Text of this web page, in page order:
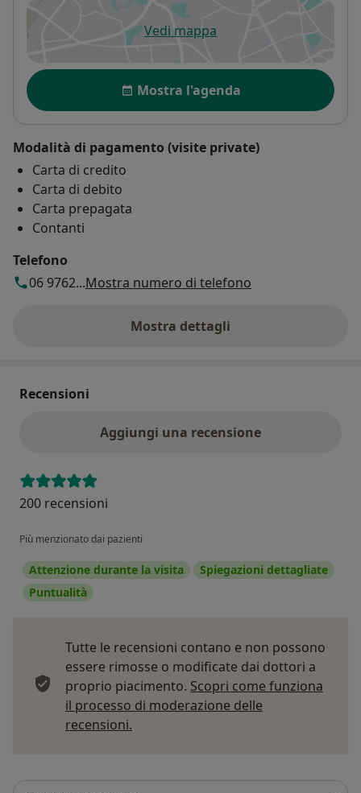
Vedi mappasi apre in una nuova scheda
Disponibilità
Mostra l'agenda
Modalità di pagamento (visite private)
Carta di credito
Carta di debito
Carta prepagata
Contanti
Telefono
06 9762...Mostra numero di telefono
Mostra dettagli
sull'indirizzo
Recensioni
Aggiungi una recensione
200 recensioni
Più menzionato dai pazienti
Attenzione durante la visita
Spiegazioni dettagliate
Puntualità
Tutte le recensioni contano e non possono
essere rimosse o modificate dai dottori a
proprio piacimento. Scopri come funziona
il processo di moderazione delle
recensioni.